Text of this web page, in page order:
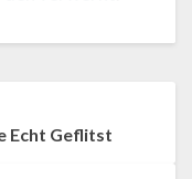
Echt Geflitst